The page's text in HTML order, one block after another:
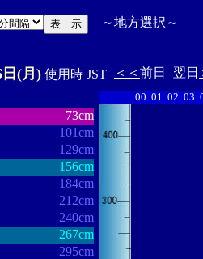
～地方選択 ～
日(月) 使用時 JST ＜＜ 前日 翌日
73cm
101cm
129cm
156cm
184cm
212cm
240cm
267cm
295cm
00 01 02 03